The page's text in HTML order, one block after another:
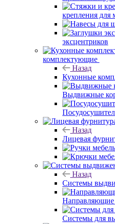
крепления для
эксцентриков
комплектующие
Назад
Кухонные
Выдвижные
Назад
Лицевая
Назад
Системы
Направляющие
Системы для